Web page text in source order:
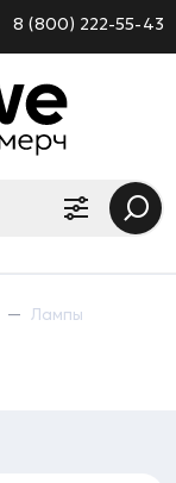
8 (800) 222-55-43
Лампы